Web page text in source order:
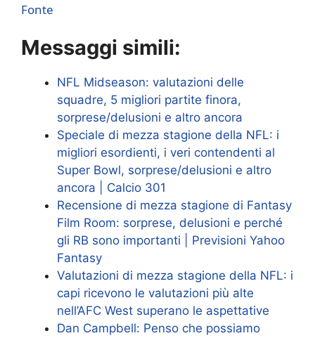
Fonte
Messaggi simili:
NFL Midseason: valutazioni delle
squadre, 5 migliori partite finora,
sorprese/delusioni e altro ancora
Speciale di mezza stagione della NFL: i
migliori esordienti, i veri contendenti al
Super Bowl, sorprese/delusioni e altro
ancora | Calcio 301
Recensione di mezza stagione di Fantasy
Film Room: sorprese, delusioni e perché
gli RB sono importanti | Previsioni Yahoo
Fantasy
Valutazioni di mezza stagione della NFL: i
capi ricevono le valutazioni più alte
nell’AFC West superano le aspettative
Dan Campbell: Penso che possiamo